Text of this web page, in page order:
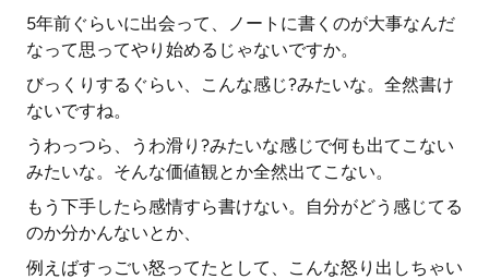
5年前ぐらいに出会って、ノートに書くのが大事なんだ
なって思ってやり始めるじゃないですか。
びっくりするぐらい、こんな感じ?みたいな。全然書け
ないですね。
うわっつら、うわ滑り?みたいな感じで何も出てこない
みたいな。そんな価値観とか全然出てこない。
もう下手したら感情すら書けない。自分がどう感じてる
のか分かんないとか、
例えばすっごい怒ってたとして、こんな怒り出しちゃい